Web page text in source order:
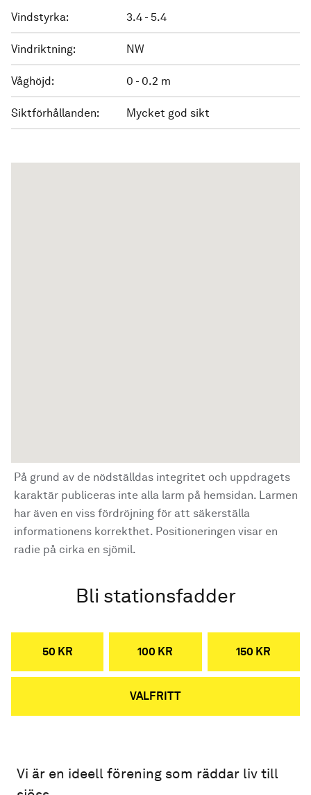
Vindstyrka: 3.4 - 5.4
Vindriktning: NW
Våghöjd: 0 - 0.2 m
Siktförhållanden: Mycket god sikt
På grund av de nödställdas integritet och uppdragets
karaktär publiceras inte alla larm på hemsidan. Larmen
har även en viss fördröjning för att säkerställa
informationens korrekthet. Positioneringen visar en
radie på cirka en sjömil.
Bli stationsfadder
50 KR 100 KR 150 KR
VALFRITT
Vi är en ideell förening som räddar liv till